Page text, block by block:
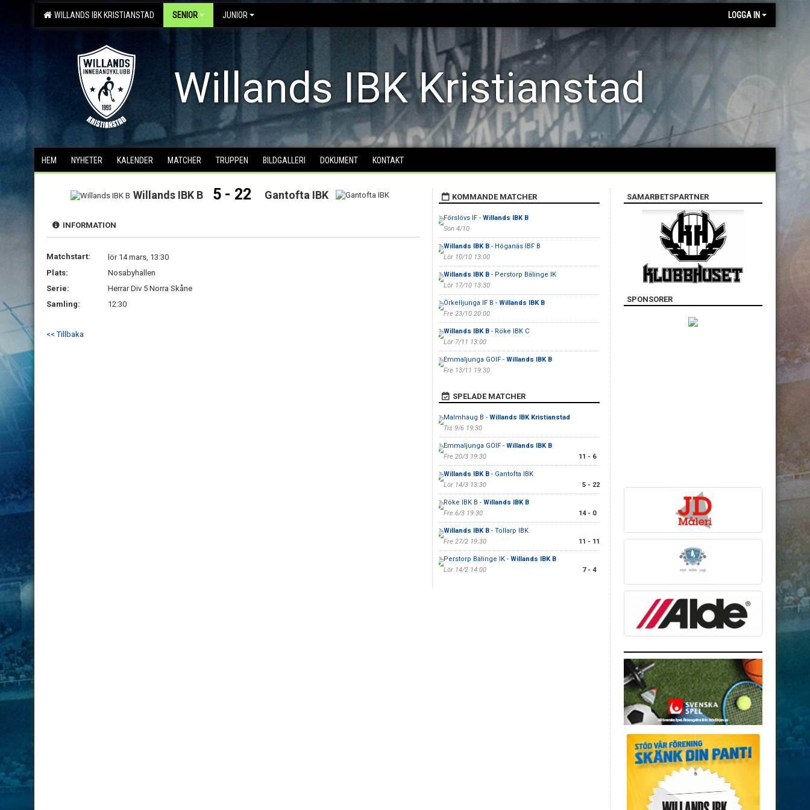
WILLANDS IBK KRISTIANSTAD SENIOR JUNIOR LOGGA IN
Willands IBK Kristianstad
HEM NYHETER KALENDER MATCHER TRUPPEN BILDGALLERI DOKUMENT KONTAKT
Willands IBK B 5 - 22 Gantofta IBK
INFORMATION
Matchstart:
lör 14 mars, 13:30
Plats:
Nosabyhallen
Serie:
Herrar Div 5 Norra Skåne
Samling:
12:30
<< Tillbaka
KOMMANDE MATCHER
Förslövs IF - Willands IBK B
Sön 4/10
Willands IBK B- Höganäs IBF B
Lör 10/10 13:00
Willands IBK B- Perstorp Bälinge IK
Lör 17/10 13:30
Örkelljunga IF B - Willands IBK B
Fre 23/10 20:00
Willands IBK B- Röke IBK C
Lör 7/11 13:00
Emmaljunga GOIF - Willands IBK B
Fre 13/11 19:30
SPELADE MATCHER
Malmhaug B - Willands IBK Kristianstad
Tis 9/6 19:30
Emmaljunga GOIF - Willands IBK B
Fre 20/3 19:30
11 - 6
Willands IBK B- Gantofta IBK
Lör 14/3 13:30
5 - 22
Röke IBK B - Willands IBK B
Fre 6/3 19:30
14 - 0
Willands IBK B- Tollarp IBK
Fre 27/2 19:30
11 - 11
Perstorp Bälinge IK - Willands IBK B
Lör 14/2 14:00
7 - 4
SAMARBETSPARTNER
SPONSORER